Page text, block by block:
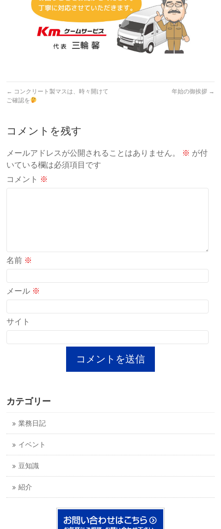
← コンクリート製マスは、時々開けて
ご確認を
年始の御挨拶 →
コメントを残す
メールアドレスが公開されることはありません。 ※ が付
いている欄は必須項目です
コメント ※
名前 ※
メール ※
サイト
カテゴリー
業務日記
イベント
豆知識
紹介